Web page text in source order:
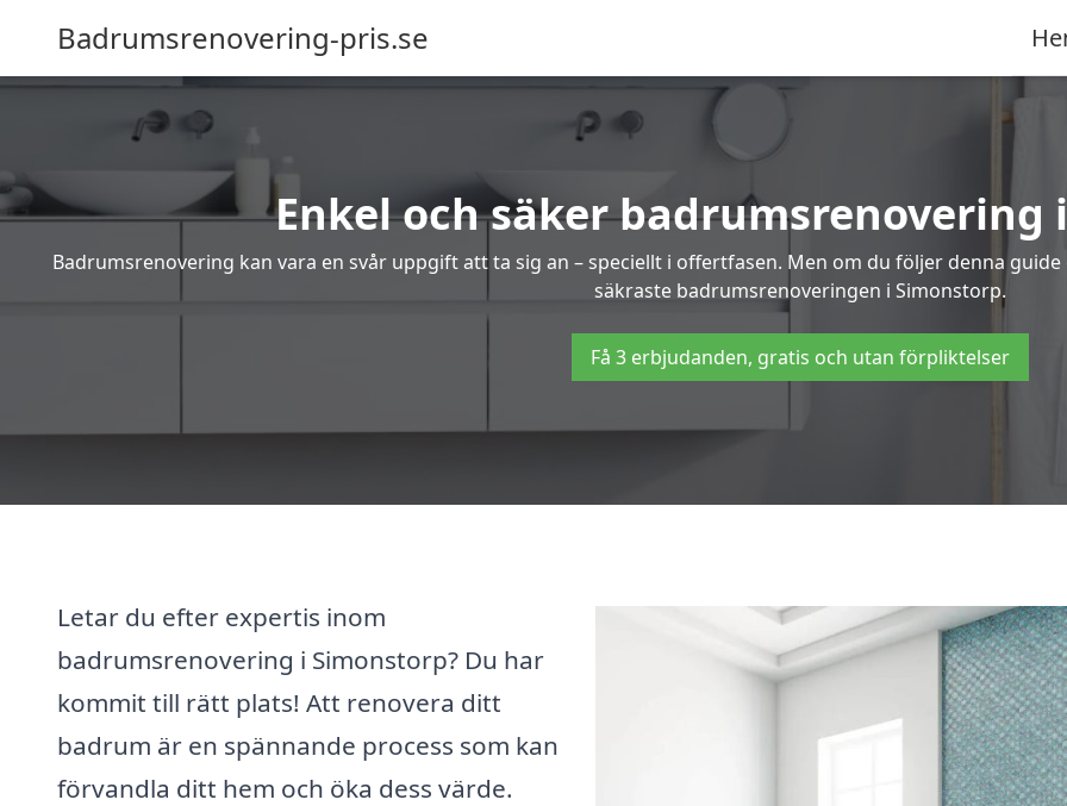
Badrumsrenovering-pris.se
Enkel och säker badrumsrenovering
Badrumsrenovering kan vara en svår uppgift att ta sig an – speciellt i offertfasen. Men om du följer denna
säkraste badrumsrenoveringen i Simonstorp.
Få 3 erbjudanden, gratis och utan förpliktelser
Letar du efter expertis inom
badrumsrenovering i Simonstorp? Du har
kommit till rätt plats! Att renovera ditt
badrum är en spännande process som kan
förvandla ditt hem och öka dess värde.